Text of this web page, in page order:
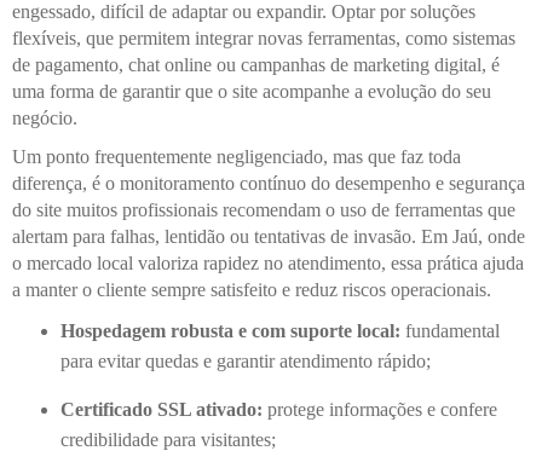
engessado, difícil de adaptar ou expandir. Optar por soluções
flexíveis, que permitem integrar novas ferramentas, como sistemas
de pagamento, chat online ou campanhas de marketing digital, é
uma forma de garantir que o site acompanhe a evolução do seu
negócio.
Um ponto frequentemente negligenciado, mas que faz toda
diferença, é o monitoramento contínuo do desempenho e segurança
do site muitos profissionais recomendam o uso de ferramentas que
alertam para falhas, lentidão ou tentativas de invasão. Em Jaú, onde
o mercado local valoriza rapidez no atendimento, essa prática ajuda
a manter o cliente sempre satisfeito e reduz riscos operacionais.
Hospedagem robusta e com suporte local: fundamental
para evitar quedas e garantir atendimento rápido;
Certificado SSL ativado: protege informações e confere
credibilidade para visitantes;